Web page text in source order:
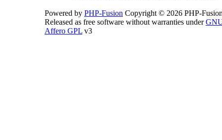
Powered by PHP-Fusion Copyright © 2026 PHP-
Released as free software without warranties under
Affero GPL v3